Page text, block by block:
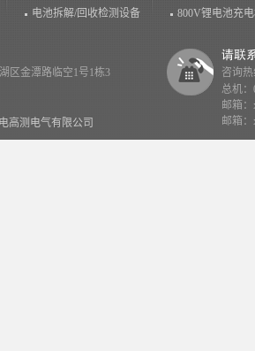
电池拆解/回收检测设备
800V锂电池充
高测电气有限公司
区金潭路临空1号1栋3
咨询热
总机：
邮箱
邮箱